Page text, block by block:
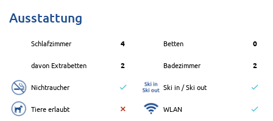
Ausstattung
Schlafzimmer 4 Betten 0
davon Extrabetten 2 Badezimmer 2
Nichtraucher Ski in / Ski out
Tiere erlaubt WLAN